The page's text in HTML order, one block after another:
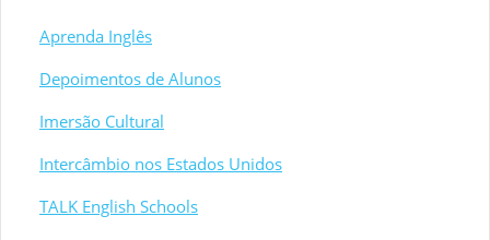
Aprenda Inglês
Depoimentos de Alunos
Imersão Cultural
Intercâmbio nos Estados Unidos
TALK English Schools